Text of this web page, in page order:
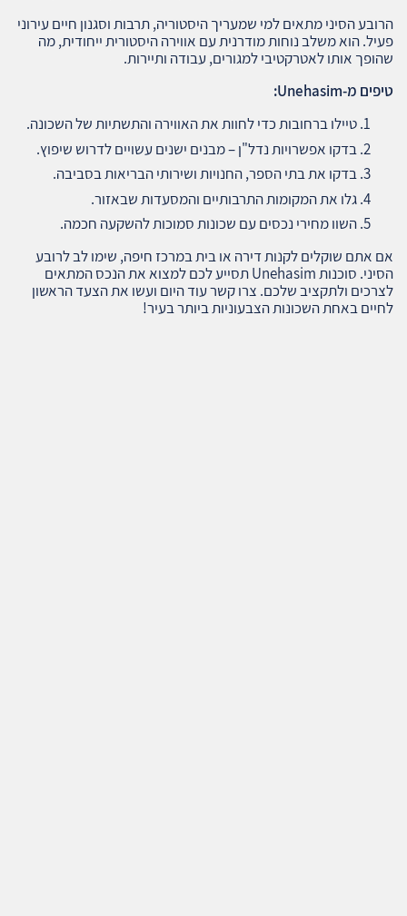
הרובע הסיני מתאים למי שמעריך היסטוריה, תרבות וסגנון חיים עירוני
פעיל. הוא משלב נוחות מודרנית עם אווירה היסטורית ייחודית, מה
שהופך אותו לאטרקטיבי למגורים, עבודה ותיירות.
טיפים מ-Unehasim:
טיילו ברחובות כדי לחוות את האווירה והתשתיות של השכונה.
בדקו אפשרויות נדל"ן – מבנים ישנים עשויים לדרוש שיפוץ.
בדקו את בתי הספר, החנויות ושירותי הבריאות בסביבה.
גלו את המקומות התרבותיים והמסעדות שבאזור.
השוו מחירי נכסים עם שכונות סמוכות להשקעה חכמה.
אם אתם שוקלים לקנות דירה או בית במרכז חיפה, שימו לב לרובע
הסיני. סוכנות Unehasim תסייע לכם למצוא את הנכס המתאים
לצרכים ולתקציב שלכם. צרו קשר עוד היום ועשו את הצעד הראשון
לחיים באחת השכונות הצבעוניות ביותר בעיר!